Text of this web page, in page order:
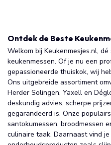
Ontdek de Beste
Welkom bij Keukenmesjes.nl,
keukenmessen. Of je nu een
gepassioneerde thuiskok, wij
Ons uitgebreide assortiment
Herder Solingen, Yaxell en
deskundig advies, scherpe
gegarandeerd is. Onze
santokumessen, broodmessen
culinaire taak. Daarnaast vind